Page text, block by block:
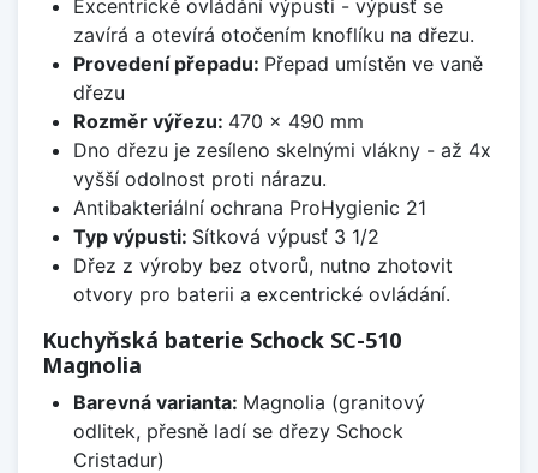
Excentrické ovládání výpusti - výpusť se
zavírá a otevírá otočením knoflíku na dřezu.
Provedení přepadu: Přepad umístěn ve vaně
dřezu
Rozměr výřezu: 470 x 490 mm
Dno dřezu je zesíleno skelnými vlákny - až 4x
vyšší odolnost proti nárazu.
Antibakteriální ochrana ProHygienic 21
Typ výpusti: Sítková výpusť 3 1/2
Dřez z výroby bez otvorů, nutno zhotovit
otvory pro baterii a excentrické ovládání.
Kuchyňská baterie Schock SC-510
Magnolia
Barevná varianta: Magnolia (granitový
odlitek, přesně ladí se dřezy Schock
Cristadur)